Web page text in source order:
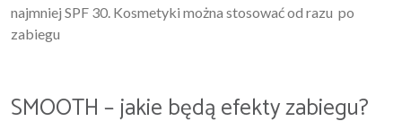
najmniej SPF 30. Kosmetyki można stosować od razu po
zabiegu
SMOOTH – jakie będą efekty zabiegu?